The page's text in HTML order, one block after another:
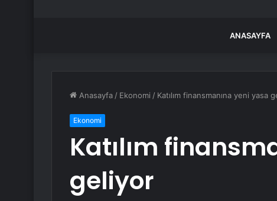
ANASAYFA
Anasayfa / Ekonomi / Katılım finansmanına yeni yasa
Ekonomi
Katılım
geliyor